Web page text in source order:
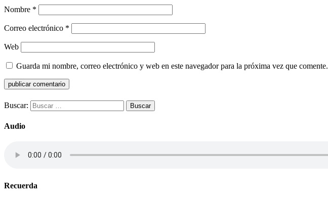
Nombre *
Correo electrónico *
Web
Guarda mi nombre, correo electrónico y web en este navegador para la próxima vez que comente.
Buscar:
Audio
Recuerda